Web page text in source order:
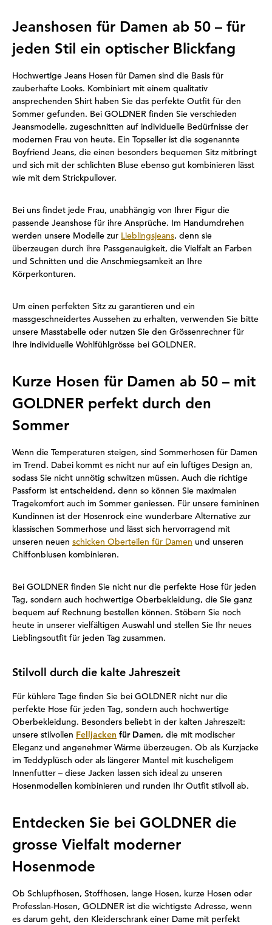
Jeanshosen für Damen ab 50 – für
jeden Stil ein optischer Blickfang
Hochwertige Jeans Hosen für Damen sind die Basis für
zauberhafte Looks. Kombiniert mit einem qualitativ
ansprechenden Shirt haben Sie das perfekte Outfit für den
Sommer gefunden. Bei GOLDNER finden Sie verschieden
Jeansmodelle, zugeschnitten auf individuelle Bedürfnisse der
modernen Frau von heute. Ein Topseller ist die sogenannte
Boyfriend Jeans, die einen besonders bequemen Sitz mitbringt
und sich mit der schlichten Bluse ebenso gut kombinieren lässt
wie mit dem Strickpullover.
Bei uns findet jede Frau, unabhängig von Ihrer Figur die
passende Jeanshose für ihre Ansprüche. Im Handumdrehen
werden unsere Modelle zur Lieblingsjeans, denn sie
überzeugen durch ihre Passgenauigkeit, die Vielfalt an Farben
und Schnitten und die Anschmiegsamkeit an Ihre
Körperkonturen.
Um einen perfekten Sitz zu garantieren und ein
massgeschneidertes Aussehen zu erhalten, verwenden Sie bitte
unsere Masstabelle oder nutzen Sie den Grössenrechner für
Ihre individuelle Wohlfühlgrösse bei GOLDNER.
Kurze Hosen für Damen ab 50 – mit
GOLDNER perfekt durch den
Sommer
Wenn die Temperaturen steigen, sind Sommerhosen für Damen
im Trend. Dabei kommt es nicht nur auf ein luftiges Design an,
sodass Sie nicht unnötig schwitzen müssen. Auch die richtige
Passform ist entscheidend, denn so können Sie maximalen
Tragekomfort auch im Sommer geniessen. Für unsere femininen
Kundinnen ist der Hosenrock eine wunderbare Alternative zur
klassischen Sommerhose und lässt sich hervorragend mit
unseren neuen schicken Oberteilen für Damen und unseren
Chiffonblusen kombinieren.
Bei GOLDNER finden Sie nicht nur die perfekte Hose für jeden
Tag, sondern auch hochwertige Oberbekleidung, die Sie ganz
bequem auf Rechnung bestellen können. Stöbern Sie noch
heute in unserer vielfältigen Auswahl und stellen Sie Ihr neues
Lieblingsoutfit für jeden Tag zusammen.
Stilvoll durch die kalte Jahreszeit
Für kühlere Tage finden Sie bei GOLDNER nicht nur die
perfekte Hose für jeden Tag, sondern auch hochwertige
Oberbekleidung. Besonders beliebt in der kalten Jahreszeit:
unsere stilvollen Felljacken für Damen, die mit modischer
Eleganz und angenehmer Wärme überzeugen. Ob als Kurzjacke
im Teddyplüsch oder als längerer Mantel mit kuscheligem
Innenfutter – diese Jacken lassen sich ideal zu unseren
Hosenmodellen kombinieren und runden Ihr Outfit stilvoll ab.
Entdecken Sie bei GOLDNER die
grosse Vielfalt moderner
Hosenmode
Ob Schlupfhosen, Stoffhosen, lange Hosen, kurze Hosen oder
Professlan-Hosen, GOLDNER ist die wichtigste Adresse, wenn
es darum geht, den Kleiderschrank einer Dame mit perfekt